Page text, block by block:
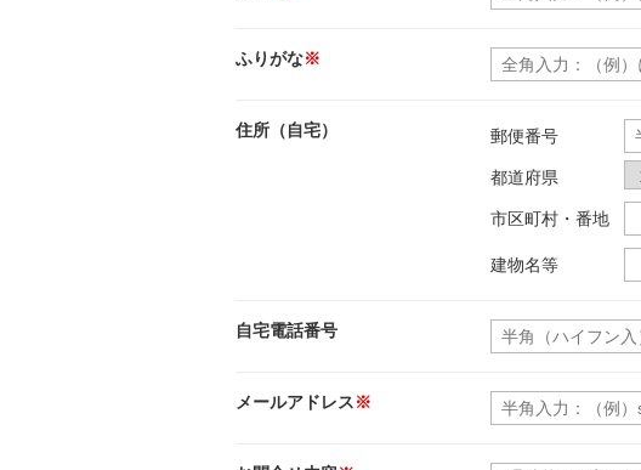
ふりがな※
住所（自宅） 郵便番号
都道府県
市区町村・番地
建物名等
自宅電話番号
メールアドレス ※